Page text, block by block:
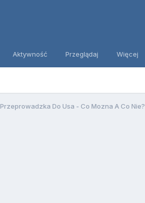
Aktywność Przeglądaj Więcej
Przeprowadzka Do Usa - Co Mozna A Co Nie?